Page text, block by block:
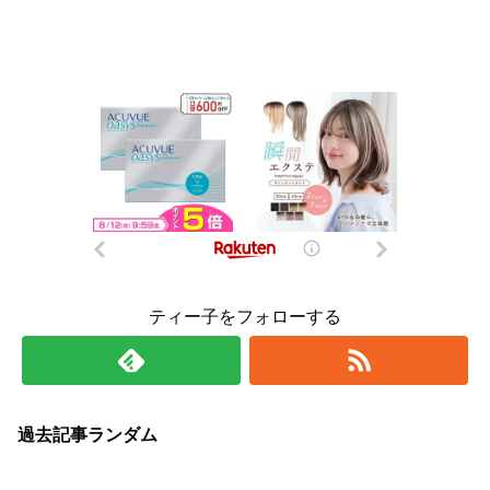
ティー子をフォローする
過去記事ランダム